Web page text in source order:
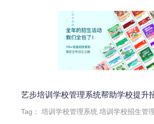
艺步培训学校管理系统帮助学校提升
Tag：培训学校管理系统 培训学校招生管